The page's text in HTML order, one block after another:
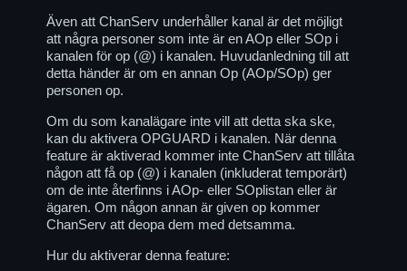
Även att ChanServ underhåller kanal är det möjligt
att några personer som inte är en AOp eller SOp i
kanalen för op (@) i kanalen. Huvudanledning till att
detta händer är om en annan Op (AOp/SOp) ger
personen op.
Om du som kanalägare inte vill att detta ska ske,
kan du aktivera OPGUARD i kanalen. När denna
feature är aktiverad kommer inte ChanServ att tillåta
någon att få op (@) i kanalen (inkluderat temporärt)
om de inte återfinns i AOp- eller SOplistan eller är
ägaren. Om någon annan är given op kommer
ChanServ att deopa dem med detsamma.
Hur du aktiverar denna feature: